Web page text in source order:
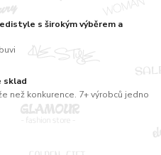
s širokým výběrem a
sklad
než konkurence. 7+ výrobců jedno